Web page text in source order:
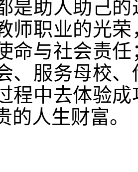
是助人助己
师职业的光
命与社会责
、服务母校
程中去体验
的人生财富。